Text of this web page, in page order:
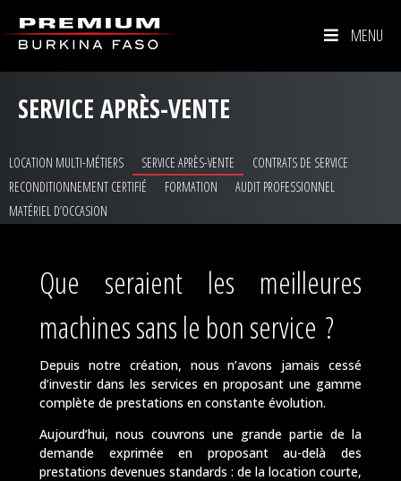
MENU
SERVICE APRÈS-VENTE
LOCATION MULTI-MÉTIERS SERVICE APRÈS-VENTE
CONTRATS DE SERVICE
RECONDITIONNEMENT CERTIFIÉ
FORMATION
AUDIT PROFESSIONNEL
MATÉRIEL D’OCCASION
Que seraient les meilleures
machines sans le bon service ?
Depuis notre création, nous n’avons jamais cessé
d’investir dans les services en proposant une gamme
complète de prestations en constante évolution.
Aujourd’hui, nous couvrons une grande partie de la
demande exprimée en proposant au-delà des
prestations devenues standards : de la location courte,